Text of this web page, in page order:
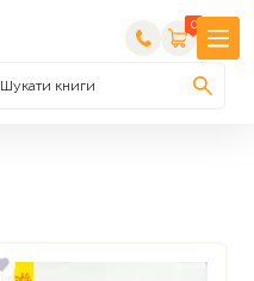
0
Шукати книги